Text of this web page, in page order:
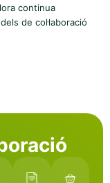
continua
de col·laboració